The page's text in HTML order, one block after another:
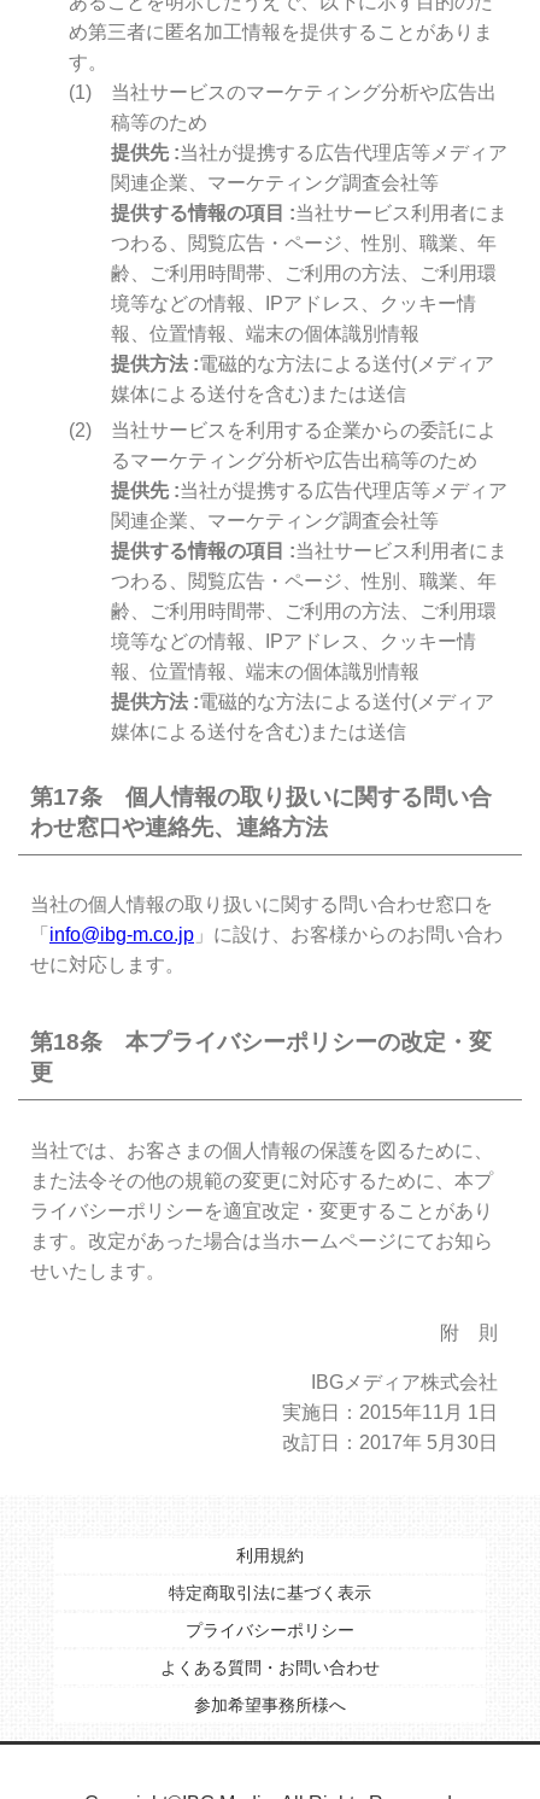
め第三者に匿名加工情報を提供することがありま
す。
当社サービスのマーケティング分析や広告出
稿等のため
提供先 当社が提携する広告代理店等メディア
関連企業、マーケティング調査会社等
提供する情報の項目
当社サービス利用者にま
つわる、閲覧広告・ページ、性別、職業、年
齢、ご利用時間帯、ご利用の方法、ご利用環
境等などの情報、IPアドレス、クッキー情
報、位置情報、端末の個体識別情報
提供方法 電磁的な方法による送付(メディア
媒体による送付を含む)または送信
当社サービスを利用する企業からの委託によ
るマーケティング分析や広告出稿等のため
提供先 当社が提携する広告代理店等メディア
関連企業、マーケティング調査会社等
提供する情報の項目
当社サービス利用者にま
つわる、閲覧広告・ページ、性別、職業、年
齢、ご利用時間帯、ご利用の方法、ご利用環
境等などの情報、IPアドレス、クッキー情
報、位置情報、端末の個体識別情報
提供方法 電磁的な方法による送付(メディア
媒体による送付を含む)または送信
第17条 個人情報の取り扱いに関する問い合
わせ窓口や連絡先、連絡方法
当社の個人情報の取り扱いに関する問い合わせ窓口を
「 info@ibg-m.co.jp 」に設け、お客様からのお問い合わ
せに対応します。
第18条 本プライバシーポリシーの改定・変
更
当社では、お客さまの個人情報の保護を図るために、
また法令その他の規範の変更に対応するために、本プ
ライバシーポリシーを適宜改定・変更することがあり
ます。改定があった場合は当ホームページにてお知ら
せいたします。
附 則
IBGメディア株式会社
実施日：2015年11月 1日
改訂日：2017年 5月30日
利用規約
特定商取引法に基づく表示
プライバシーポリシー
よくある質問・お問い合わせ
参加希望事務所様へ